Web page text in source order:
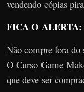
vendendo cópias
FICA O ALERTA:
Não compre fora
O Curso Game
que deve ser